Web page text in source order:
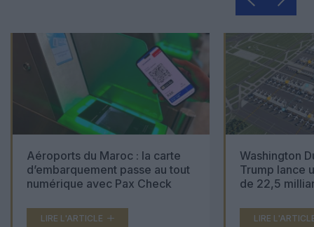
Aéroports du Maroc : la carte
d’embarquement passe au tout
numérique avec Pax Check
LIRE L'ARTICLE
Washington
Trump lance
de 22,5
LIRE